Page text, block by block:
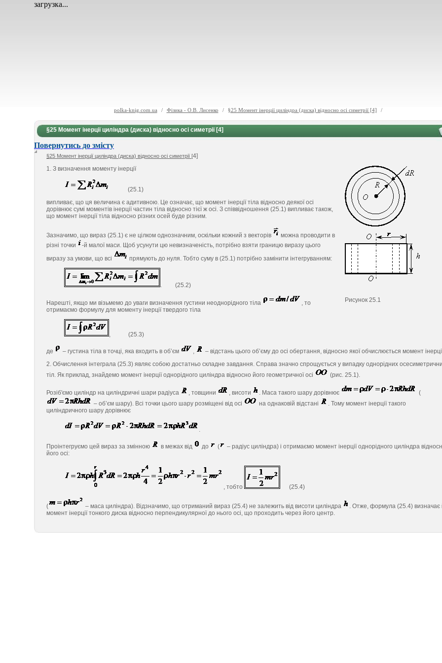
загрузка...
polka-knig.com.ua / Фізика - О.В. Лисенко / §25 Момент інерції циліндра (диска) відносно осі симетрії [4] /
§25 Момент інерції циліндра (диска) відносно осі симетрії [4]
Повернутись до змісту
§25 Момент інерції циліндра (диска) відносно осі симетрії [4]
Рисунок 25.1
1. З визначення моменту інерції
(25.1)
випливає, що ця величина є адитивною. Це означає, що момент інерції тіла відносно деякої осі
дорівнює сумі моментів інерції частин тіла відносно тієї ж осі. З співвідношення (25.1) випливає також,
що момент інерції тіла відносно різних осей буде різним.
Зазначимо, що вираз (25.1) є не цілком однозначним, оскільки кожний з векторів
можна проводити в
різні точки
-й малої маси. Щоб усунути цю невизначеність, потрібно взяти границю виразу цього
виразу за умови, що всі
прямують до нуля. Тобто суму в (25.1) потрібно замінити інтегруванням:
. (25.2)
Нарешті, якщо ми візьмемо до уваги визначення густини неоднорідного тіла
, то
отримаємо формулу для моменту інерції твердого тіла
, (25.3)
де – густина тіла в точці, яка входить в об’єм ,
– відстань цього об’єму до осі обертання, відносно якої обчислюється момент
2. Обчислення інтеграла (25.3) являє собою достатньо складне завдання. Справа значно спрощується у випадку однорідних
тіл. Як приклад, знайдемо момент інерції однорідного циліндра відносно його геометричної осі
(рис. 25.1).
Розіб'ємо циліндр на циліндричні шари радіуса , товщини , висоти . Маса такого шару дорівнює
(
– об’єм шару). Всі точки цього шару розміщені від осі
на однаковій відстані
. Тому момент інерції такого
циліндричного шару дорівнює
.
Проінтегруємо цей вираз за змінною в межах від до (
– радіус циліндра) і отримаємо момент інерції однорідного циліндра
його осі:
, тобто (25.4)
( – маса циліндра). Відзначимо, що отриманий вираз (25.4) не залежить від висоти циліндра
. Отже, формула (25.4) визначає
момент інерції тонкого диска відносно перпендикулярної до нього осі, що проходить через його центр.